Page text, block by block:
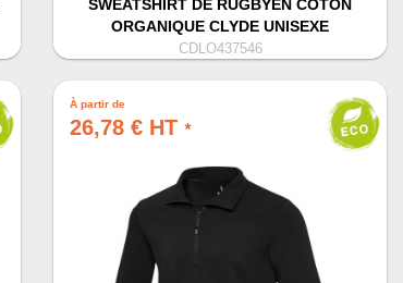
SWEATSHIRT DE RUGBYEN COTON
ORGANIQUE CLYDE UNISEXE
CDLO437546
À partir de
26,78 € HT *